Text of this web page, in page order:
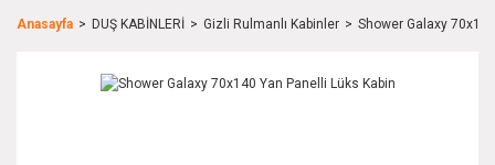
Anasayfa DUŞ KABİNLERİ Gizli Rulmanlı Kabinler Shower Galaxy